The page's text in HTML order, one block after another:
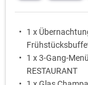
1 x
1 x 3-Gang-
RESTAURANT